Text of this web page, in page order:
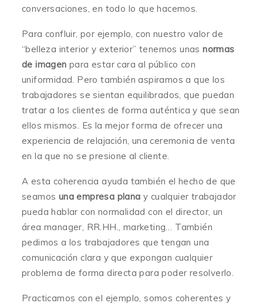
conversaciones, en todo lo que hacemos.
Para confluir, por ejemplo, con nuestro valor de
“belleza interior y exterior” tenemos unasnormas
de imagenpara estar cara al público con
uniformidad. Pero también aspiramos a que los
trabajadores se sientan equilibrados, que puedan
tratar a los clientes de forma auténtica y que sean
ellos mismos. Es la mejor forma de ofrecer una
experiencia de relajación, una ceremonia de venta
en la que no se presione al cliente.
A esta coherencia ayuda también el hecho de que
seamos una empresa plana y cualquier trabajador
pueda hablar con normalidad con el director, un
área manager, RR.HH., marketing… También
pedimos a los trabajadores que tengan una
comunicación clara y que expongan cualquier
problema de forma directa para poder resolverlo.
Practicamos con el ejemplo, somos coherentes y